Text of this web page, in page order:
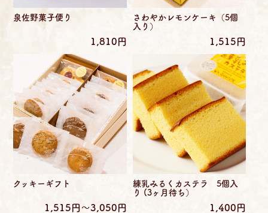
泉佐野菓子便り
1,810円
さわやかレモンケーキ（5個
入り）
1,515円
クッキーギフト
1,515円〜3,050円
練乳みるくカステラ 5個入
り (3ヶ月待ち）
1,400円